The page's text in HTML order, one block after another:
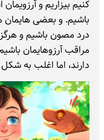
کنیم بیزاریم و
باشیم. و بعضی
درد مصون باشیم و
مراقب آرزوهایمان
دارند، اما اغلب به